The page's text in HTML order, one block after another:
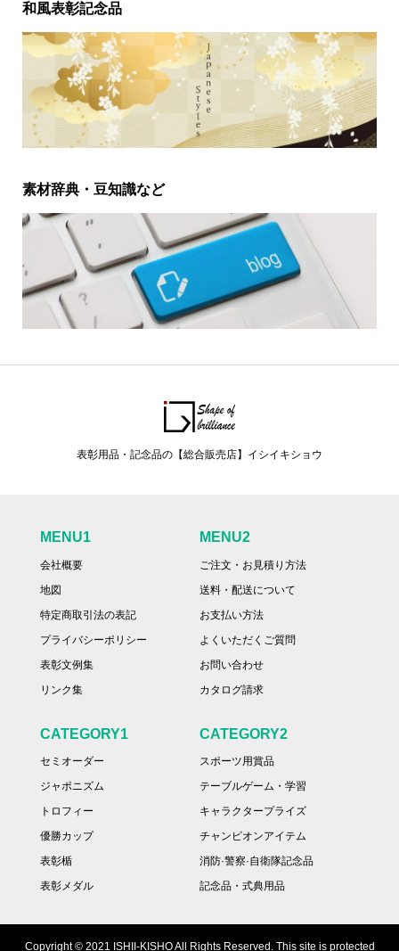
和風表彰記念品
素材辞典・豆知識など
表彰用品・記念品の【総合販売店】イシイキショウ
MENU1
会社概要
地図
特定商取引法の表記
プライバシーポリシー
表彰文例集
リンク集
MENU2
ご注文・お見積り方法
送料・配送について
お支払い方法
よくいただくご質問
お問い合わせ
カタログ請求
CATEGORY1
セミオーダー
ジャポニズム
トロフィー
優勝カップ
表彰楯
表彰メダル
CATEGORY2
スポーツ用賞品
テーブルゲーム・学習
キャラクタープライズ
チャンピオンアイテム
消防·警察·自衛隊記念品
記念品・式典用品
Copyright © 2021 ISHII-KISHO All Rights Reserved. This site is protected